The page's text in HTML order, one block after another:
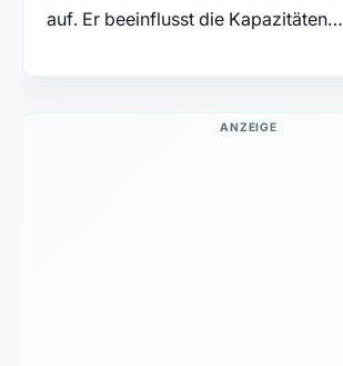
auf. Er beeinflusst die Kapazitäten…
ANZEIGE